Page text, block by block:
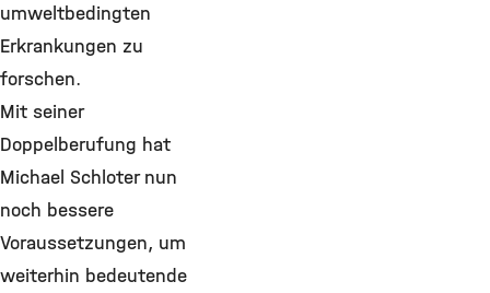
umweltbedingten
Erkrankungen zu
forschen.
Mit seiner
Doppelberufung hat
Michael Schloter nun
noch bessere
Voraussetzungen, um
weiterhin bedeutende